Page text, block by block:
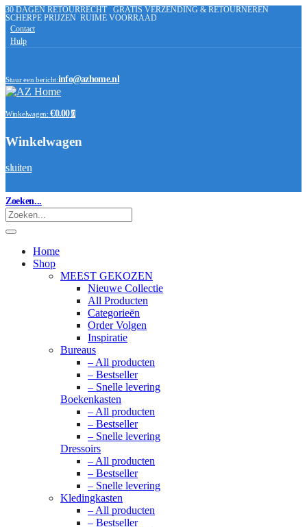
30 DAGEN RETOURRECHT GRATIS VERZENDING & RETOURNEREN
SCHERPE PRIJZEN RUIME VOORRAAD
Contact
Hulp
Stuur een bericht:info@azhome.nl
Winkelwagen: €0.00 0
Winkelwagen
sluiten
Zoeken...
Home
Shop
MEEST GEKOZEN
Nieuwe Collectie
All Producten
Categorieën
Order Volgen
Inspiratie
Bureaus
– All producten
– Bestseller
– Snelle levering
Boekenkasten
– All producten
– Bestseller
– Snelle levering
Dressoirs
– All producten
– Bestseller
– Snelle levering
Kledingkasten
– All producten
– Bestseller